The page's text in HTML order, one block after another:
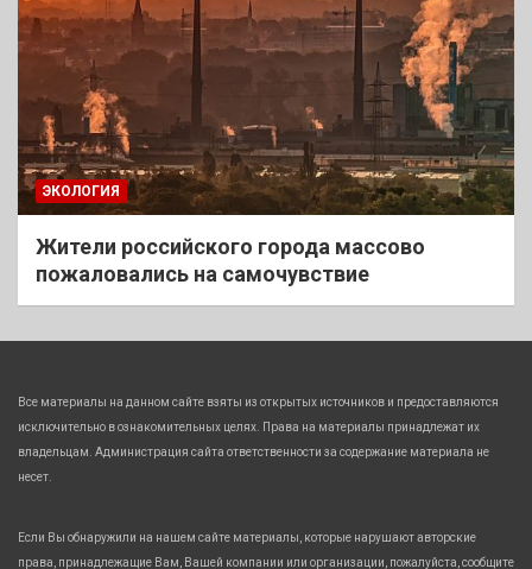
ЭКОЛОГИЯ
Жители российского города массово
пожаловались на самочувствие
Все материалы на данном сайте взяты из открытых источников и предоставляются
исключительно в ознакомительных целях. Права на материалы принадлежат их
владельцам. Администрация сайта ответственности за содержание материала не
несет.
Если Вы обнаружили на нашем сайте материалы, которые нарушают авторские
права, принадлежащие Вам, Вашей компании или организации, пожалуйста, сообщите